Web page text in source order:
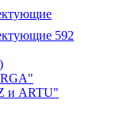
592
и ARTU"